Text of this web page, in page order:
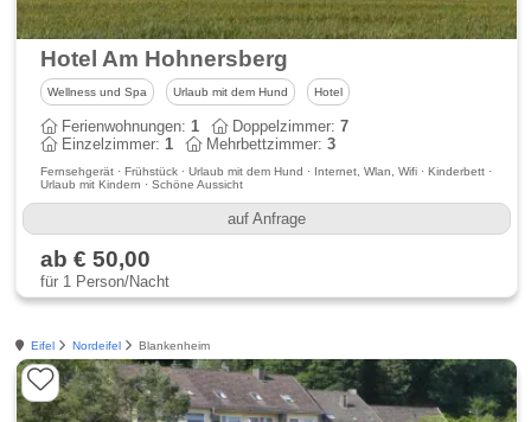
Hotel Am Hohnersberg
Wellness und Spa Urlaub mit dem Hund Hotel
Ferienwohnungen:1 Doppelzimmer:7
Einzelzimmer:1 Mehrbettzimmer:3
Fernsehgerät · Frühstück · Urlaub mit dem Hund · Internet, Wlan, Wifi · Kinderbett ·
Urlaub mit Kindern · Schöne Aussicht
auf Anfrage
ab € 50,00
für 1 Person/Nacht
Eifel Nordeifel Blankenheim